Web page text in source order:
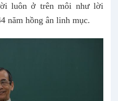
luôn ở trên môi như lời
năm hồng ân linh mục.